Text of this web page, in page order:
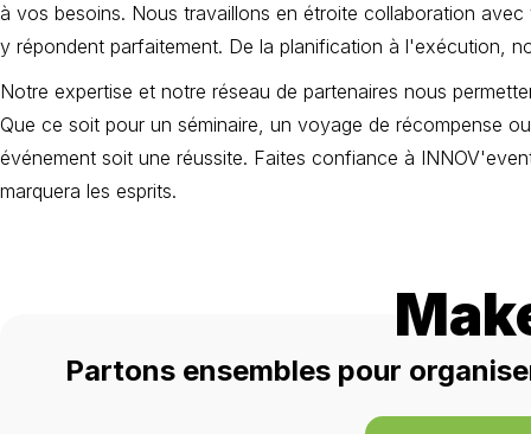
à vos besoins. Nous travaillons en étroite collaboration
y répondent parfaitement. De la planification à l'exécution,
Notre expertise et notre réseau de partenaires nous
Que ce soit pour un séminaire, un voyage de récompense
événement soit une réussite. Faites confiance à
marquera les esprits.
Partons ensembles pour